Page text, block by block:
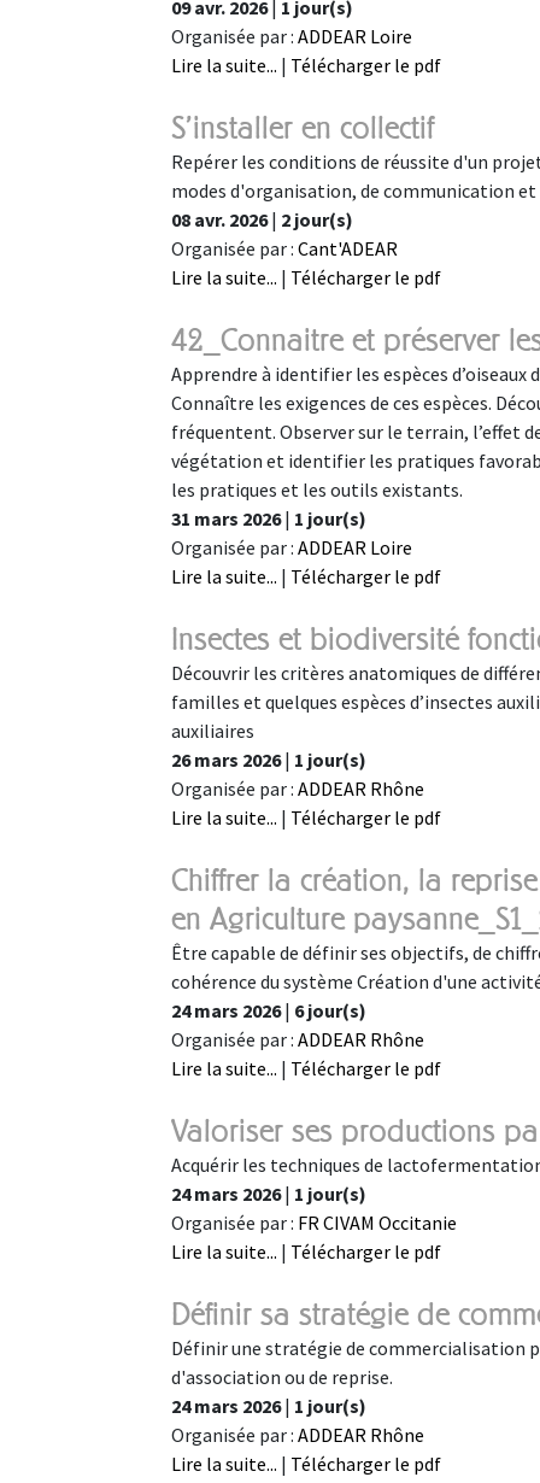
09 avr. 2026| 1 jour(s)
Organisée par : ADDEAR Loire
Lire la suite... | Télécharger le pdf
S'installer en collectif
Repérer les conditions de réussite d'un
modes d'organisation, de communication
08 avr. 2026| 2 jour(s)
Organisée par : Cant'ADEAR
Lire la suite... | Télécharger le pdf
42_Connaitre et préserver
Apprendre à identifier les espèces
Connaître les exigences de ces espèces.
fréquentent. Observer sur le terrain, l’effet
végétation et identifier les pratiques
les pratiques et les outils existants.
31 mars 2026| 1 jour(s)
Organisée par : ADDEAR Loire
Lire la suite... | Télécharger le pdf
Insectes et biodiversité
Découvrir les critères anatomiques de
familles et quelques espèces d’insectes
auxiliaires
26 mars 2026| 1 jour(s)
Organisée par : ADDEAR Rhône
Lire la suite... | Télécharger le pdf
Chiffrer la création, la
en Agriculture
Être capable de définir ses objectifs, de
cohérence du système Création d'une
24 mars 2026| 6 jour(s)
Organisée par : ADDEAR Rhône
Lire la suite... | Télécharger le pdf
Valoriser ses productions
Acquérir les techniques de
24 mars 2026| 1 jour(s)
Organisée par : FR CIVAM Occitanie
Lire la suite... | Télécharger le pdf
Définir sa stratégie de
Définir une stratégie de commercialisation
d'association ou de reprise.
24 mars 2026| 1 jour(s)
Organisée par : ADDEAR Rhône
Lire la suite... | Télécharger le pdf